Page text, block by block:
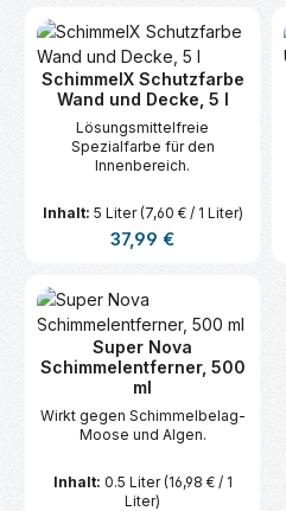
SchimmelX Schutzfarbe
Wand und Decke, 5 l
Lösungsmittelfreie
Spezialfarbe für den
Innenbereich.
Inhalt: 5 Liter(7,60 € / 1 Liter)
Regulärer Preis:
37,99 €
Super Nova
Schimmelentferner, 500
ml
Wirkt gegen Schimmelbelag-
Moose und Algen.
Inhalt: 0.5 Liter(16,98 € / 1
Liter)